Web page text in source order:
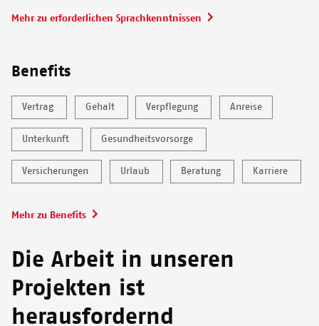
Mehr zu erforderlichen Sprachkenntnissen
Benefits
Vertrag Gehalt Verpflegung Anreise
Unterkunft Gesundheitsvorsorge
Versicherungen Urlaub Beratung Karriere
Mehr zu Benefits
Die Arbeit in unseren
Projekten ist
herausfordernd